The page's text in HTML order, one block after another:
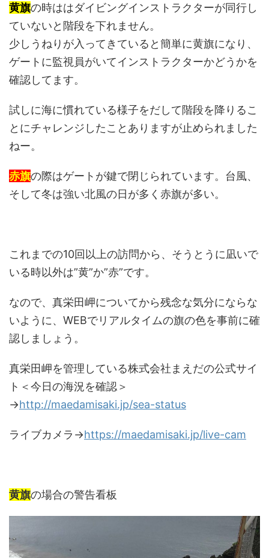
黄旗の時ははダイビングインストラクターが同行し
ていないと階段を下れません。
少しうねりが入ってきていると簡単に黄旗になり、
ゲートに監視員がいてインストラクターかどうかを
確認してます。
試しに海に慣れている様子をだして階段を降りるこ
とにチャレンジしたことありますが止められました
ねー。
赤旗の際はゲートが鍵で閉じられています。台風、
そして冬は強い北風の日が多く赤旗が多い。
これまでの10回以上の訪問から、そうとうに凪いで
いる時以外は”黄”か”赤”です。
なので、真栄田岬についてから残念な気分にならな
いように、WEBでリアルタイムの旗の色を事前に確
認しましょう。
真栄田岬を管理している株式会社まえだの公式サイ
ト＜今日の海況を確認＞
→http://maedamisaki.jp/sea-status
ライブカメラ→https://maedamisaki.jp/live-cam
黄旗の場合の警告看板